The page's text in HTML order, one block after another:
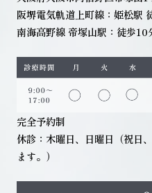
阪堺電気軌道上町線：姫松駅
南海高野線 帝塚山駅：徒歩10
完全予約制
休診：木曜日、日曜日（祝日
ます。）